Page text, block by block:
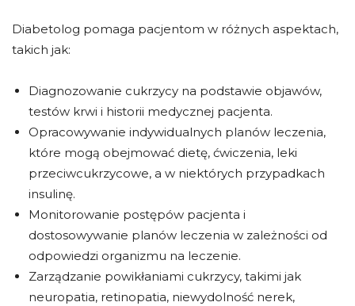
Diabetolog pomaga pacjentom w różnych aspektach,
takich jak:
Diagnozowanie cukrzycy na podstawie objawów,
testów krwi i historii medycznej pacjenta.
Opracowywanie indywidualnych planów leczenia,
które mogą obejmować dietę, ćwiczenia, leki
przeciwcukrzycowe, a w niektórych przypadkach
insulinę.
Monitorowanie postępów pacjenta i
dostosowywanie planów leczenia w zależności od
odpowiedzi organizmu na leczenie.
Zarządzanie powikłaniami cukrzycy, takimi jak
neuropatia, retinopatia, niewydolność nerek,